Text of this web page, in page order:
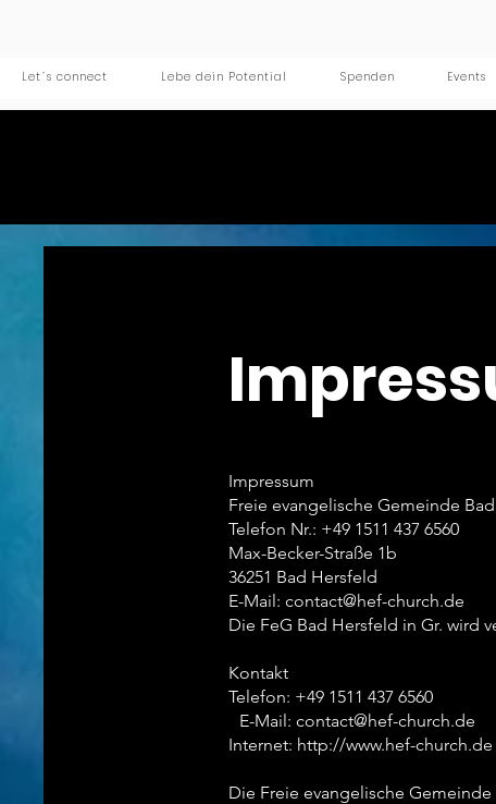
Let´s connect Lebe dein Potential Spenden Events
Impressum
Freie evangelische Gemeinde
Telefon Nr.: +49 1511 437 6560
Max-Becker-Straße 1b
36251 Bad Hersfeld
E-Mail: contact@hef-church.de
Die FeG Bad Hersfeld in Gr. wird
Kontakt
Telefon: +49 1511 437 6560
E-Mail: contact@hef-church.de
Internet: http://www.hef-church.de
Die Freie evangelische